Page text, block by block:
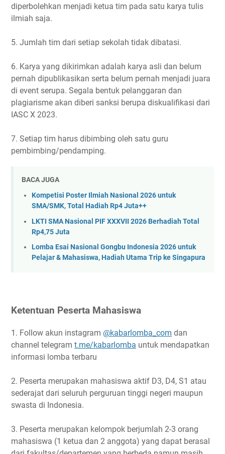
diperbolehkan menjadi ketua tim pada satu karya tulis
ilmiah saja.
5. Jumlah tim dari setiap sekolah tidak dibatasi.
6. Karya yang dikirimkan adalah karya asli dan belum
pernah dipublikasikan serta belum pernah menjadi juara
di event serupa. Segala bentuk pelanggaran dan
plagiarisme akan diberi sanksi berupa diskualifikasi dari
IASC X 2023.
7. Setiap tim harus dibimbing oleh satu guru
pembimbing/pendamping.
BACA JUGA
Kompetisi Poster Ilmiah Nasional 2026 untuk
SMA/SMK, Total Hadiah Rp4 Juta++
LKTI SMA Nasional PIF XXXVII 2026 Berhadiah Total
Rp4,75 Juta
Lomba Esai Nasional Gongbu Indonesia 2026 untuk
Pelajar & Mahasiswa, Hadiah Utama Trip ke Singapura
Ketentuan Peserta Mahasiswa
1. Follow akun instagram @kabarlomba_com dan
channel telegram t.me/kabarlomba untuk mendapatkan
informasi lomba terbaru
2. Peserta merupakan mahasiswa aktif D3, D4, S1 atau
sederajat dari seluruh perguruan tinggi negeri maupun
swasta di Indonesia.
3. Peserta merupakan kelompok berjumlah 2-3 orang
mahasiswa (1 ketua dan 2 anggota) yang dapat berasal